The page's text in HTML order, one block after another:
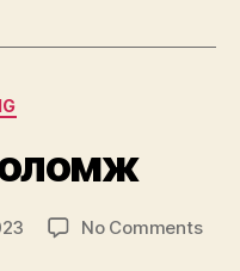
No Commentson